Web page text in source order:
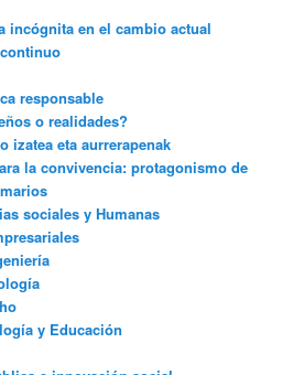
incógnita en el cambio actual
responsable
o realidades?
izatea eta aurrerapenak
la convivencia: protagonismo de
sociales y Humanas
y Educación